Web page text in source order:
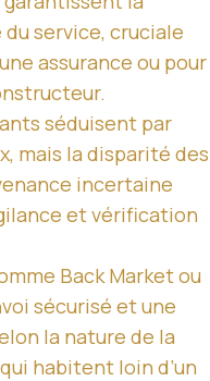
service, cruciale
assurance ou pour
séduisent par
mais la disparité des
incertaine
et vérification
Back Market ou
sécurisé et une
la nature de la
habitent loin d’un